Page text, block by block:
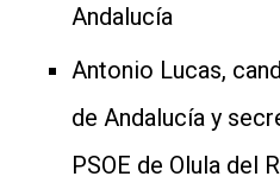
Andalucía
Antonio Lucas,
de Andalucía y
PSOE de Olula del